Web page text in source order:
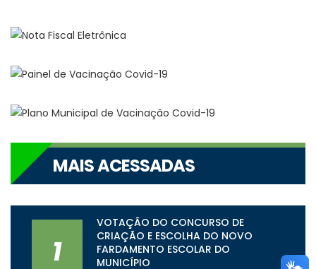
MAIS ACESSADAS
1
VOTAÇÃO DO CONCURSO DE
CRIAÇÃO E ESCOLHA DO NOVO
FARDAMENTO ESCOLAR DO
MUNICÍPIO